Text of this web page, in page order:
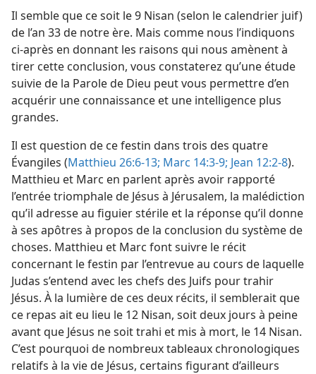
Il semble que ce soit le 9 Nisan (selon le calendrier juif)
de l’an 33 de notre ère. Mais comme nous l’indiquons
ci-après en donnant les raisons qui nous amènent à
tirer cette conclusion, vous constaterez qu’une étude
suivie de la Parole de Dieu peut vous permettre d’en
acquérir une connaissance et une intelligence plus
grandes.
Il est question de ce festin dans trois des quatre
Évangiles (Matthieu 26:6-13; Marc 14:3-9; Jean 12:2-8).
Matthieu et Marc en parlent après avoir rapporté
l’entrée triomphale de Jésus à Jérusalem, la malédiction
qu’il adresse au figuier stérile et la réponse qu’il donne
à ses apôtres à propos de la conclusion du système de
choses. Matthieu et Marc font suivre le récit
concernant le festin par l’entrevue au cours de laquelle
Judas s’entend avec les chefs des Juifs pour trahir
Jésus. À la lumière de ces deux récits, il semblerait que
ce repas ait eu lieu le 12 Nisan, soit deux jours à peine
avant que Jésus ne soit trahi et mis à mort, le 14 Nisan.
C’est pourquoi de nombreux tableaux chronologiques
relatifs à la vie de Jésus, certains figurant d’ailleurs